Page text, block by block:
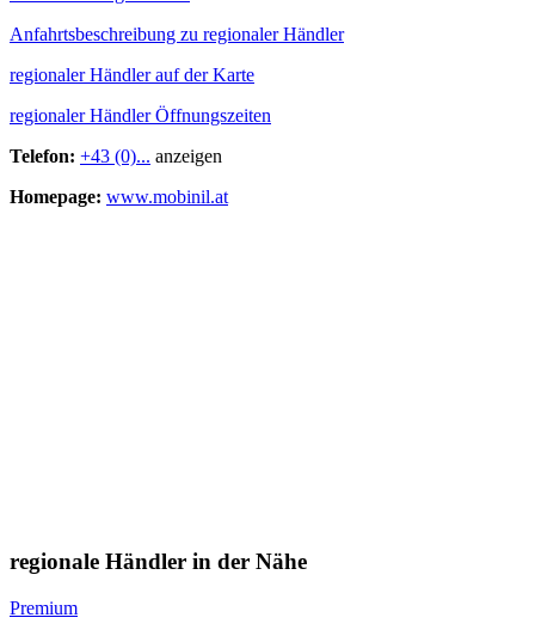
Anfahrtsbeschreibung zu regionaler Händler
regionaler Händler auf der Karte
regionaler Händler Öffnungszeiten
Telefon: +43 (0)... anzeigen
Homepage: www.mobinil.at
regionale Händler in der Nähe
Premium